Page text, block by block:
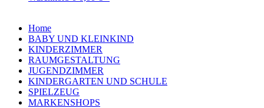
Home
BABY UND KLEINKIND
KINDERZIMMER
RAUMGESTALTUNG
JUGENDZIMMER
KINDERGARTEN UND SCHULE
SPIELZEUG
MARKENSHOPS